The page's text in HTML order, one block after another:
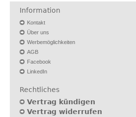
Information
Kontakt
Über uns
Werbemöglichkeiten
AGB
Facebook
LinkedIn
Rechtliches
Vertrag kündigen
Vertrag widerrufen